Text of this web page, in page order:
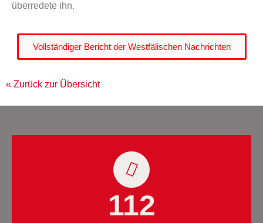
überredete ihn.
Vollständiger Bericht der Westfälischen Nachrichten
« Zurück zur Übersicht
112